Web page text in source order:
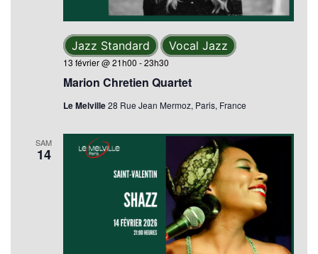
Marion Chretien Quartet
13 février @ 21h00 -23h30
Jazz Standard Vocal Jazz
Le Melville28 Rue Jean Mermoz, Paris, France
SAM
14